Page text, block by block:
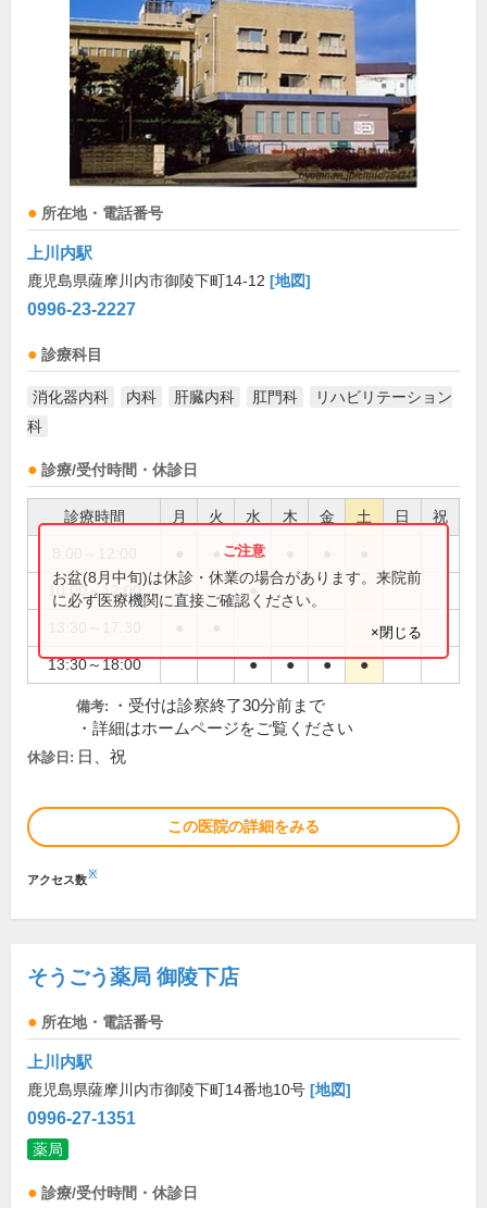
所在地・電話番号
上川内駅
鹿児島県薩摩川内市御陵下町14-12 [地図]
0996-23-2227
診療科目
消化器内科 内科 肝臓内科 肛門科
リハビリテーション
科
診療/受付時間・休診日
診療時間 月 火 水 木 金 土 日 祝
10:00～12:00 ●
13:30～18:00 ● ● ● ●
お盆(8月中旬)は休診・休業の場合があります。来院前
に必ず医療機関に直接ご確認ください。
×閉じる
備考:
・受付は診察終了30分前まで
・詳細はホームページをご覧ください
休診日: 日、祝
この医院の詳細をみる
アクセス数※
そうごう薬局 御陵下店
所在地・電話番号
上川内駅
鹿児島県薩摩川内市御陵下町14番地10号 [地図]
0996-27-1351
薬局
診療/受付時間・休診日